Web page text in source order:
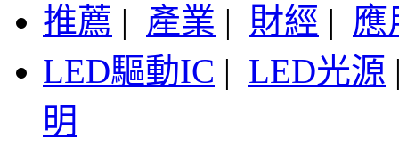
推薦 | 產業 | 財經 | 應
LED驅動IC | LED光源
明